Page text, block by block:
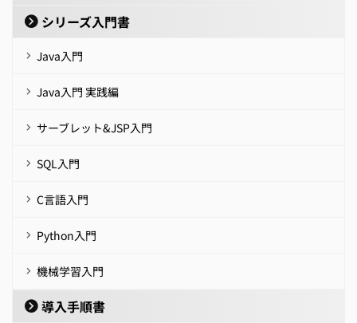
シリーズ入門書
Java入門
Java入門 実践編
サーブレット&JSP入門
SQL入門
C言語入門
Python入門
機械学習入門
導入手順書